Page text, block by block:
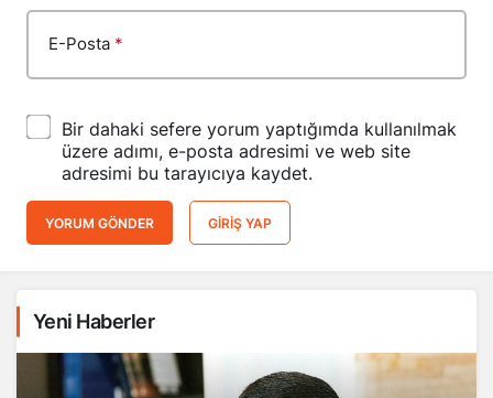
E-Posta *
Bir dahaki sefere yorum yaptığımda kullanılmak
üzere adımı, e-posta adresimi ve web site
adresimi bu tarayıcıya kaydet.
YORUM GÖNDER GIRIŞ YAP
Yeni Haberler